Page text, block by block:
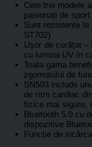
Cele trei modele
pasionați de sport
Sunt rezistente
ST702)
Ușor de curățat –
cu lumina UV în
Toata gama
zgomotului de
SN503 include
de ritm cardiac
fizice mai sigure,
Bluetooth 5.0 cu
dispozitive
Funcție de